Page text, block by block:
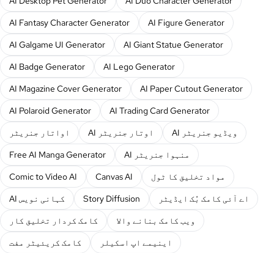
AI Fantasy Character Generator
AI Figure Generator
AI Galgame UI Generator
AI Giant Statue Generator
AI Badge Generator
AI Lego Generator
AI Magazine Cover Generator
AI Paper Cutout Generator
AI Polaroid Generator
AI Trading Card Generator
اواتار جنریٹر
AI اوتار جنریٹر
AI ویڈیو جنریٹر
Free AI Manga Generator
AI منہوا جنریٹر
Comic to Video AI
Canvas AI
مواد تخلیق کا ٹول
AI کہانی نویس
Story Diffusion
اے آئی کامک بُک ایڈیٹر
کامک کردار تخلیق کار
ویب کامک بنانے والا
کامک کریئیٹر مفت
اینیمے اپ اسکیلر